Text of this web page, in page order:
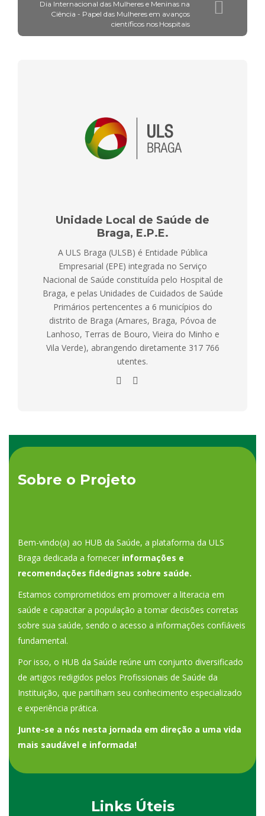
Dia Internacional das Mulheres e Meninas na
Ciência - Papel das Mulheres em avanços
científicos nos Hospitais
Unidade Local de Saúde de
Braga, E.P.E.
A ULS Braga (ULSB) é Entidade Pública
Empresarial (EPE) integrada no Serviço
Nacional de Saúde constituída pelo Hospital de
Braga, e pelas Unidades de Cuidados de Saúde
Primários pertencentes a 6 municípios do
distrito de Braga (Amares, Braga, Póvoa de
Lanhoso, Terras de Bouro, Vieira do Minho e
Vila Verde), abrangendo diretamente 317 766
utentes.
Sobre o Projeto
Bem-vindo(a) ao HUB da Saúde, a plataforma da ULS
Braga dedicada a fornecer informações e
recomendações fidedignas sobre saúde.
Estamos comprometidos em promover a literacia em
saúde e capacitar a população a tomar decisões corretas
sobre sua saúde, sendo o acesso a informações confiáveis
fundamental.
Por isso, o HUB da Saúde reúne um conjunto diversificado
de artigos redigidos pelos Profissionais de Saúde da
Instituição, que partilham seu conhecimento especializado
e experiência prática.
Junte-se a nós nesta jornada em direção a uma vida
mais saudável e informada!
Links Úteis